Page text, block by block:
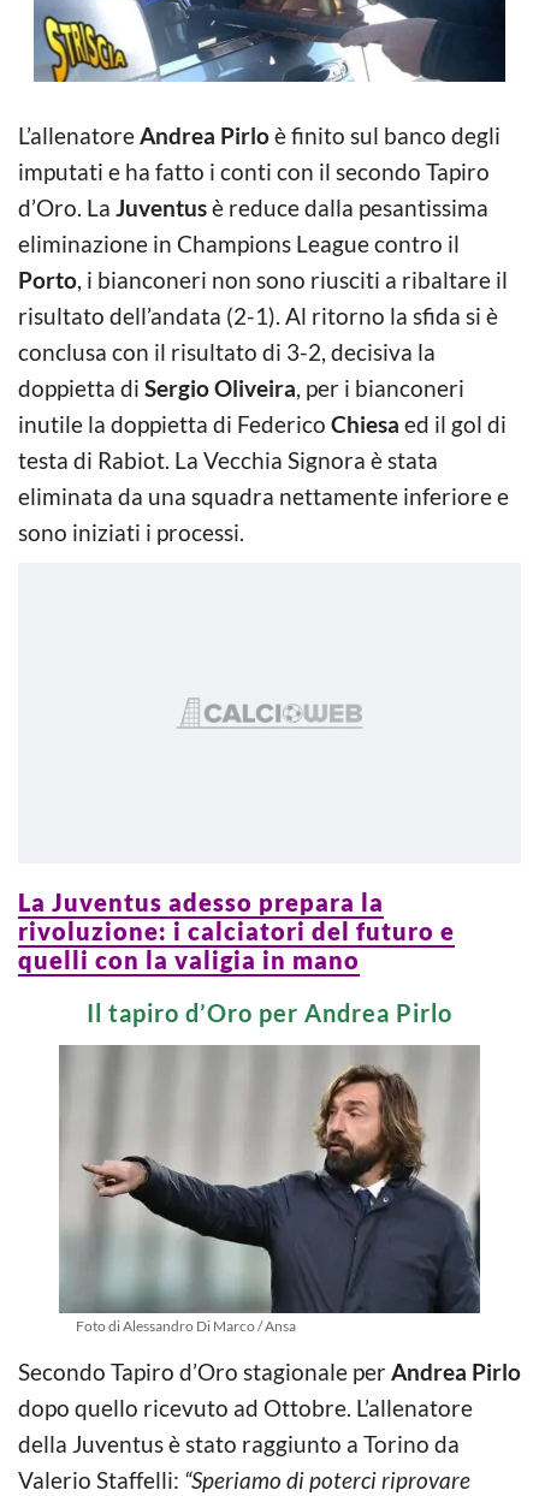
L’allenatoreAndrea Pirloè finito sul banco degli
imputati e ha fatto i conti con il secondo Tapiro
d’Oro. La Juventusè reduce dalla pesantissima
eliminazione in Champions League contro il
Porto, i bianconeri non sono riusciti a ribaltare il
risultato dell’andata (2-1). Al ritorno la sfida si è
conclusa con il risultato di 3-2, decisiva la
doppietta di Sergio Oliveira, per i bianconeri
inutile la doppietta di Federico Chiesa ed il gol di
testa di Rabiot. La Vecchia Signora è stata
eliminata da una squadra nettamente inferiore e
sono iniziati i processi.
La Juventus adesso prepara la
rivoluzione: i calciatori del futuro e
quelli con la valigia in mano
Il tapiro d’Oro per Andrea Pirlo
Foto di Alessandro Di Marco / Ansa
Secondo Tapiro d’Oro stagionale perAndrea Pirlo
dopo quello ricevuto ad Ottobre. L’allenatore
della Juventus è stato raggiunto a Torino da
Valerio Staffelli: “Speriamo di poterci riprovare